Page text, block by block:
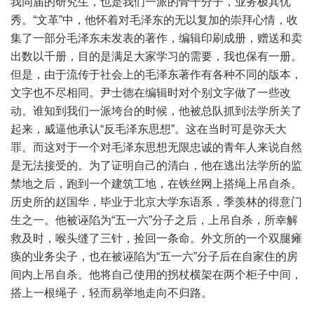
秀。“文革”中，他怀着对毛泽东的无以复加的崇拜心情，收
集了一部分毛泽东未发表的著作，编辑印刷成册，赠送和卖
出数以千册，目的是满足大家学习的需要，我也保有一册。
但是，由于流传于社会上的毛泽东著作有各种不同的版本，
文字也不尽相同。尹士德在编辑时对个别文字做了一些改
动。谁知到我们一派垮台的时候，他被总队抓到法学所关了
起来，威逼他承认“反毛泽东思想”。这在当时可是弥天大
罪。而这对于一个对毛泽东思想无限忠诚的青年人来说自然
是无法接受的。为了证明自己的清白，他在逃出法学所的监
禁地之后，跑到一个建筑工地，在铁丝网上搭绳上吊自杀。
历史所的赵国华，毕业于北京大学东语系，季羡林的得意门
生之一。他被诬陷为“五一六”分子之后，上吊自杀，所幸解
救及时，喉头缝了三针，捡回一条命。外文所的一个双腿瘫
痪的业务尖子，也在被诬陷为“五一六”分子后在自家住的房
间内上吊自杀。他将自己使用的拐杖横架在两个柜子中间，
搭上一根绳子，轻而易举地走向不归路。